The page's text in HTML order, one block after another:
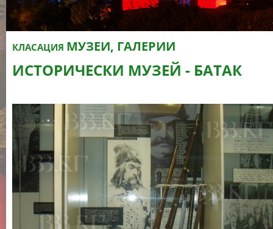
КЛАСАЦИЯ МУЗЕИ, ГАЛЕРИИ
ИСТОРИЧЕСКИ МУЗЕЙ - БАТАК